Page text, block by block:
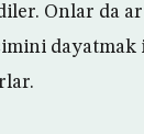
Onlar da